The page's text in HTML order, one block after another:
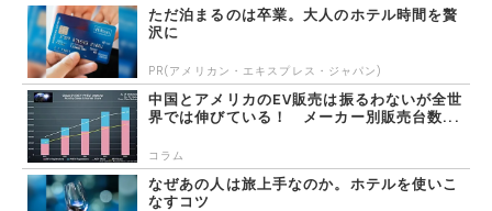
ただ泊まるのは卒業。大人のホテル時間を贅
沢に
PR(アメリカン・エキスプレス・ジャパン)
中国とアメリカのEV販売は振るわないが全世
界では伸びている！ メーカー別販売台数...
コラム
なぜあの人は旅上手なのか。ホテルを使いこ
なすコツ